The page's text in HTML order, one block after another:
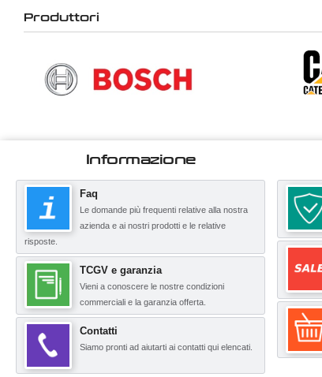
Produttori
Informazione
Faq
Le domande più frequenti relative alla nostra
azienda e ai nostri prodotti e le relative
risposte.
TCGV e garanzia
Vieni a conoscere le nostre condizioni
commerciali e la garanzia offerta.
Contatti
Siamo pronti ad aiutarti ai contatti qui elencati.